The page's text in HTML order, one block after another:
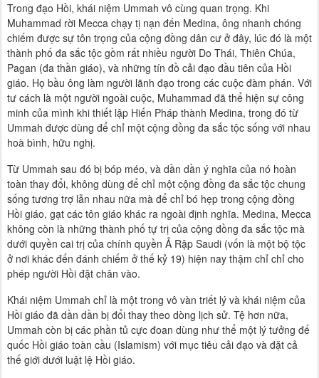
Trong đạo Hồi, khái niệm Ummah vô cùng quan trọng. Khi
Muhammad rời Mecca chạy tị nạn đến Medina, ông nhanh chóng
chiếm được sự tôn trọng của cộng đồng dân cư ở đây, lúc đó là một
thành phố đa sắc tộc gồm rất nhiều người Do Thái, Thiên Chúa,
Pagan (đa thần giáo), và những tín đồ cải đạo đầu tiên của Hồi
giáo. Họ bầu ông làm người lãnh đạo trong các cuộc đàm phán. Với
tư cách là một người ngoài cuộc, Muhammad đã thể hiện sự công
minh của mình khi thiết lập Hiến Pháp thành Medina, trong đó từ
Ummah được dùng để chỉ một cộng đồng đa sắc tộc sống với nhau
hoà bình, hữu nghị.
Từ Ummah sau đó bị bóp méo, và dần dần ý nghĩa của nó hoàn
toàn thay đổi, không dùng để chỉ một cộng đồng đa sắc tộc chung
sống tương trợ lẫn nhau nữa mà để chỉ bó hẹp trong cộng đồng
Hồi giáo, gạt các tôn giáo khác ra ngoài định nghĩa. Medina, Mecca
không còn là những thành phố tự trị của cộng đồng đa sắc tộc mà
dưới quyền cai trị của chính quyền Ả Rập Saudi (vốn là một bộ tộc
ở nơi khác đến đánh chiếm ở thế kỷ 19) hiện nay thậm chỉ chỉ cho
phép người Hồi đặt chân vào.
Khái niệm Ummah chỉ là một trong vô vàn triết lý và khái niệm của
Hồi giáo đã dần dần bị đổi thay theo dòng lịch sử. Tệ hơn nữa,
Ummah còn bị các phần tủ cực đoan dùng như thể một lý tưởng đế
quốc Hồi giáo toàn cầu (Islamism) với mục tiêu cải đạo và đặt cả
thế giới dưới luật lệ Hồi giáo.